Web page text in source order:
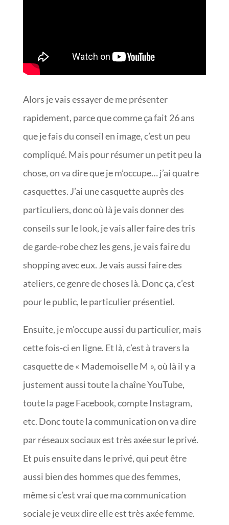
Alors je vais essayer de me présenter
rapidement, parce que comme ça fait 26 ans
que je fais du conseil en image, c’est un peu
compliqué. Mais pour résumer un petit peu la
chose, on va dire que je m’occupe… j’ai quatre
casquettes. J’ai une casquette auprès des
particuliers, donc où là je vais donner des
conseils sur le look, je vais aller faire des tris
de garde-robe chez les gens, je vais faire du
shopping avec eux. Je vais aussi faire des
ateliers, ce genre de choses là. Donc ça, c’est
pour le public, le particulier présentiel.
Ensuite, je m’occupe aussi du particulier, mais
cette fois-ci en ligne. Et là, c’est à travers la
casquette de « Mademoiselle M », où là il y a
justement aussi toute la chaîne YouTube,
toute la page Facebook, compte Instagram,
etc. Donc toute la communication on va dire
par réseaux sociaux est très axée sur le privé.
Et puis ensuite dans le privé, qui peut être
aussi bien des hommes que des femmes,
même si c’est vrai que ma communication
sociale je veux dire elle est très axée femme.